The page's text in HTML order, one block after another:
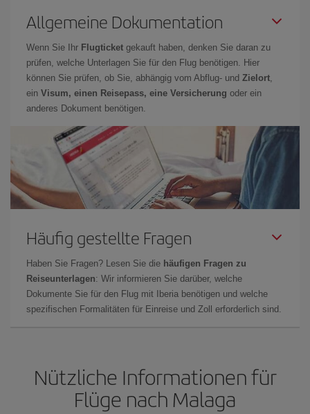
Allgemeine Dokumentation
Wenn Sie Ihr Flugticket gekauft haben, denken Sie daran zu
prüfen, welche Unterlagen Sie für den Flug benötigen. Hier
können Sie prüfen, ob Sie, abhängig vom Abflug- und Zielort,
ein Visum, einen Reisepass, eine Versicherung oder ein
anderes Dokument benötigen.
Häufig gestellte Fragen
Haben Sie Fragen? Lesen Sie die häufigen Fragen zu
Reiseunterlagen: Wir informieren Sie darüber, welche
Dokumente Sie für den Flug mit Iberia benötigen und welche
spezifischen Formalitäten für Einreise und Zoll erforderlich sind.
Nützliche Informationen für
Flüge nach Malaga